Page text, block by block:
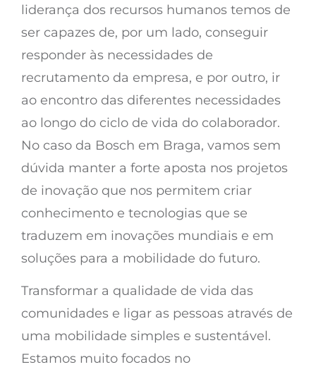
liderança dos recursos humanos temos de
ser capazes de, por um lado, conseguir
responder às necessidades de
recrutamento da empresa, e por outro, ir
ao encontro das diferentes necessidades
ao longo do ciclo de vida do colaborador.
No caso da Bosch em Braga, vamos sem
dúvida manter a forte aposta nos projetos
de inovação que nos permitem criar
conhecimento e tecnologias que se
traduzem em inovações mundiais e em
soluções para a mobilidade do futuro.
Transformar a qualidade de vida das
comunidades e ligar as pessoas através de
uma mobilidade simples e sustentável.
Estamos muito focados no